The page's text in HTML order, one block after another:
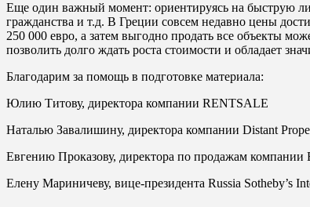
Еще один важный момент: ориентируясь на быструю
гражданства и т.д. В Греции совсем недавно цены
250 000 евро, а затем выгодно продать все объекты
позволить долго ждать роста стоимости и обладает
Благодарим за помощь в подготовке материала:
Юлию Титову, директора компании RENTSALE
Наталью Завалишину, директора компании Distant
Евгению Проказову, директора по продажам компании
Елену Мариничеву, вице-президента Russia Sotheby’s